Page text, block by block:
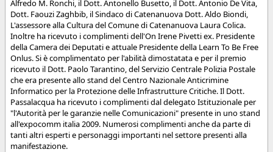
Alfredo M. Ronchi, il Dott. Antonello Busetto, il Dott. Antonio De Vita,
Dott. Faouzi Zaghbib, il Sindaco di Catenanuova Dott. Aldo Biondi,
L'assessore alla Cultura del Comune di Catenanuova Laura Colica.
Inoltre ha ricevuto i complimenti dell'On Irene Pivetti ex. Presidente
della Camera dei Deputati e attuale Presidente della Learn To Be Free
Onlus. Si è complimentato per l'abilità dimostatata e per il premio
ricevuto il Dott. Paolo Tarantino, del Servizio Centrale Polizia Postale
che era presente allo stand del Centro Nazionale Anticrimine
Informatico per la Protezione delle Infrastrutture Critiche. Il Dott.
Passalacqua ha ricevuto i complimenti dal delegato Istituzionale per
"l'Autorità per le garanzie nelle Comunicazioni" presente in uno stand
all'expocomm italia 2009. Numerosi complimenti anche da parte di
tanti altri esperti e personaggi importanti nel settore presenti alla
manifestazione.